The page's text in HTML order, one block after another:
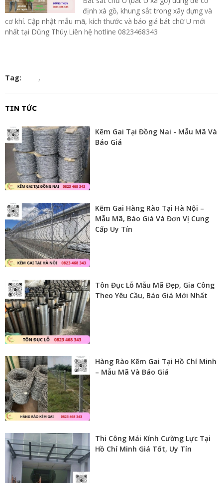
định xà gồ, khung sắt trong xây dựng và
cơ khí. Cập nhật mẫu mã, kích thước và báo giá bát chữ U mới
nhất tại Dũng Thúy.Liên hệ hotline 0823468343
Tag: ,
TIN TỨC
Kẽm Gai Tại Đồng Nai - Mẫu Mã Và
Báo Giá
Kẽm Gai Hàng Rào Tại Hà Nội –
Mẫu Mã, Báo Giá Và Đơn Vị Cung
Cấp Uy Tín
Tôn Đục Lỗ Mẫu Mã Đẹp, Gia Công
Theo Yêu Cầu, Báo Giá Mới Nhất
Hàng Rào Kẽm Gai Tại Hồ Chí Minh
– Mẫu Mã Và Báo Giá
Thi Công Mái Kính Cường Lực Tại
Hồ Chí Minh Giá Tốt, Uy Tín